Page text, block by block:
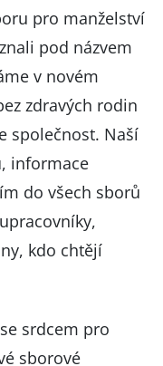
pro manželství
pod názvem
v novém
zdravých rodin
společnost. Naší
informace
do všech sborů
kdo chtějí
srdcem pro
sborové